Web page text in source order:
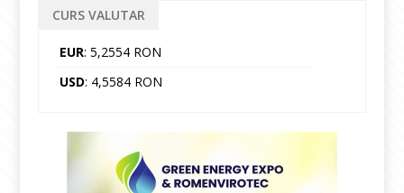
CURS VALUTAR
EUR: 5,2554 RON
USD: 4,5584 RON